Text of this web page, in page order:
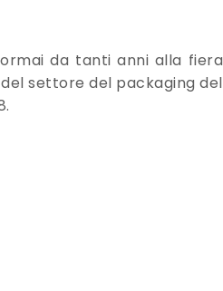
da tanti anni alla fiera
settore del packaging del